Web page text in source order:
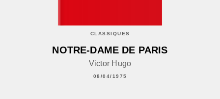
CLASSIQUES
NOTRE-DAME DE PARIS
Victor Hugo
08/04/1975